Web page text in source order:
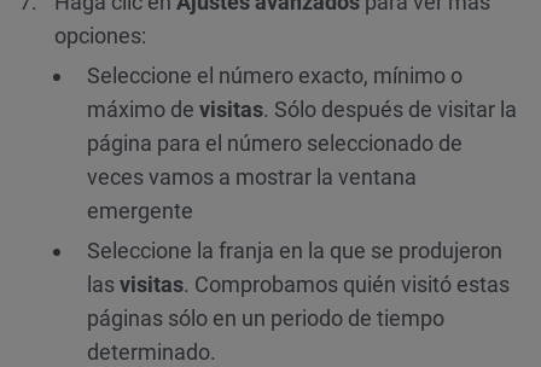
opciones:
Seleccione el número exacto, mínimo o
máximo de visitas. Sólo después de visitar la
página para el número seleccionado de
veces vamos a mostrar la ventana
emergente
Seleccione la franja en la que se produjeron
lasvisitas. Comprobamos quién visitó estas
páginas sólo en un periodo de tiempo
determinado.